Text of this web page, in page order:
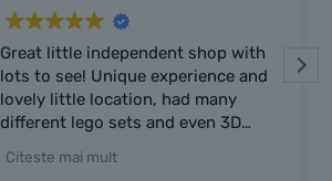
Great little independent shop with
lots to see! Unique experience and
lovely little location, had many
different lego sets and even 3D
very chatty and friendly, highly
Citeste mai mult